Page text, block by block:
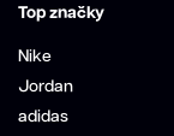
Top značky
Nike
Jordan
adidas